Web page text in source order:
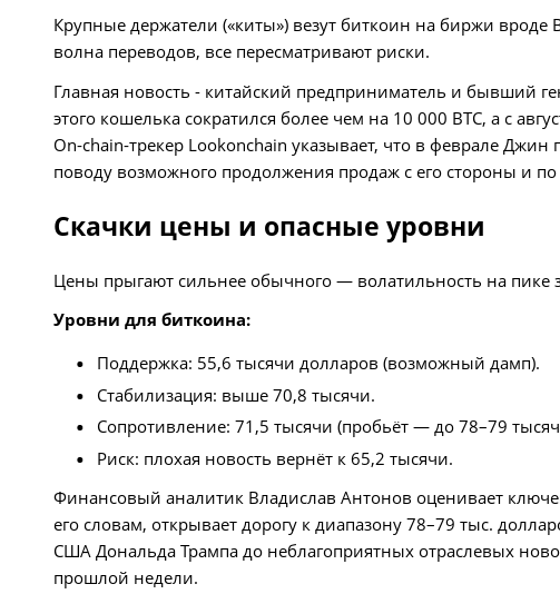
Крупные держатели («киты») везут биткоин на биржи вроде
волна переводов, все пересматривают риски.
Главная новость - китайский предприниматель и бывший
этого кошелька сократился более чем на 10 000 BTC, а с
On‑chain‑трекер Lookonchain указывает, что в феврале
поводу возможного продолжения продаж с его стороны и
Скачки цены и опасные уровни
Цены прыгают сильнее обычного — волатильность на пике
Уровни для биткоина:
Поддержка: 55,6 тысячи долларов (возможный дамп).
Стабилизация: выше 70,8 тысячи.
Сопротивление: 71,5 тысячи (пробьёт — до 78–79
Риск: плохая новость вернёт к 65,2 тысячи.
Финансовый аналитик Владислав Антонов оценивает
его словам, открывает дорогу к диапазону 78–79 тыс.
США Дональда Трампа до неблагоприятных отраслевых
прошлой недели.